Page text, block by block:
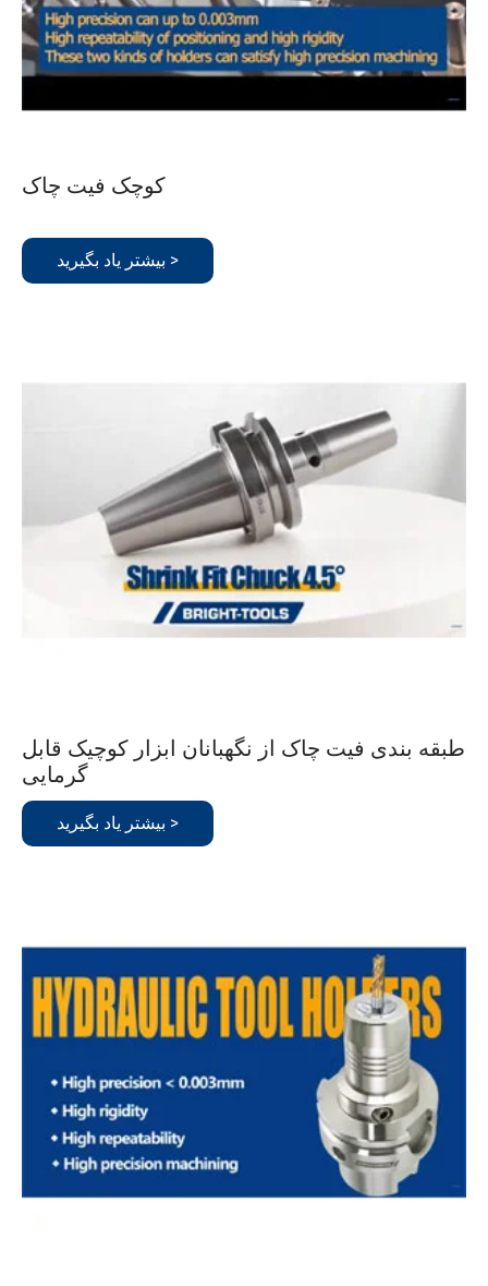
کوچک فیت چاک
بیشتر یاد بگیرید >
طبقه بندی فیت چاک از نگهبانان ابزار کوچیک قابل
گرمایی
بیشتر یاد بگیرید >